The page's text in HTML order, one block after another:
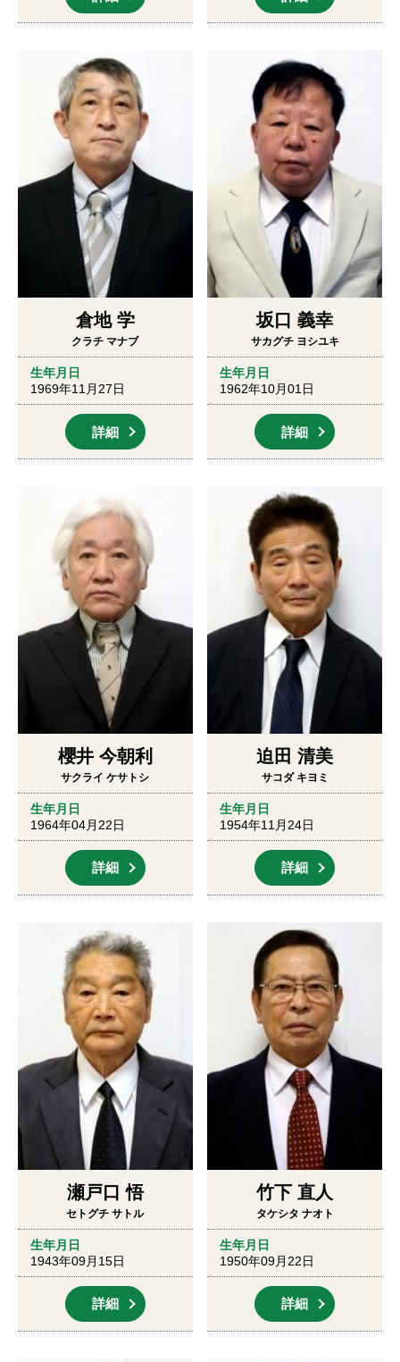
倉地 学
クラチ マナブ
生年月日
1969年11月27日
詳細
坂口 義幸
サカグチ ヨシユキ
生年月日
1962年10月01日
詳細
櫻井 今朝利
サクライ ケサトシ
生年月日
1964年04月22日
詳細
迫田 清美
サコダ キヨミ
生年月日
1954年11月24日
詳細
瀬戸口 悟
セトグチ サトル
生年月日
1943年09月15日
詳細
竹下 直人
タケシタ ナオト
生年月日
1950年09月22日
詳細